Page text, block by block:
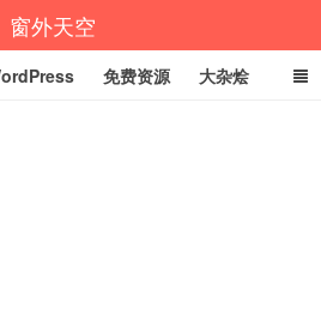
窗外天空
免费资源 大杂烩